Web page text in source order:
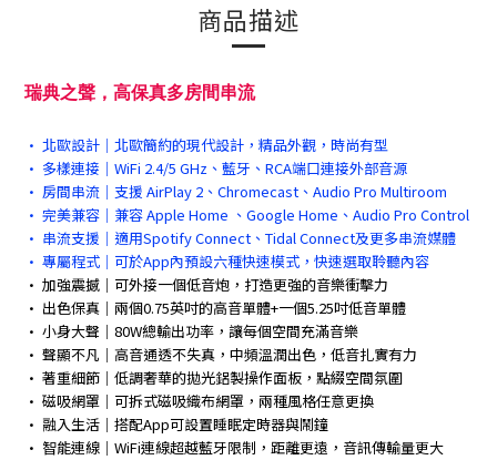
商品描述
瑞典之聲，高保真多房間串流
• 北歐設計｜北歐簡約的現代設計，精品外觀，時尚有型
• 多樣連接｜WiFi 2.4/5 GHz、藍牙、RCA端口連接外部音源
• 房間串流｜支援 AirPlay 2、Chromecast、Audio Pro Multiroom
• 完美兼容｜兼容 Apple Home 、Google Home、Audio Pro Control
• 串流支援｜適用Spotify Connect、Tidal Connect及更多串流媒體
• 專屬程式｜可於App內預設六種快速模式，快速選取聆聽內容
• 加強震撼｜可外接一個低音炮，打造更強的音樂衝擊力
• 出色保真｜兩個0.75英吋的高音單體+一個5.25吋低音單體
• 小身大聲｜80W總輸出功率，讓每個空間充滿音樂
• 聲顯不凡｜高音通透不失真，中頻溫潤出色，低音扎實有力
• 著重細節｜低調奢華的拋光鋁製操作面板，點綴空間氛圍
• 磁吸網罩｜可拆式磁吸織布網罩，兩種風格任意更換
• 融入生活｜搭配App可設置睡眠定時器與鬧鐘
• 智能連線｜WiFi連線超越藍牙限制，距離更遠，音訊傳輸量更大